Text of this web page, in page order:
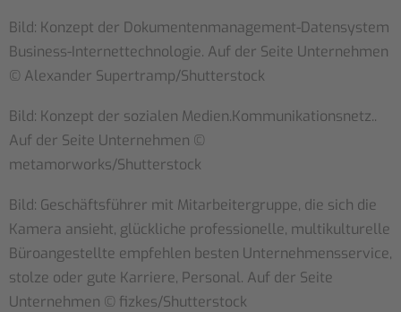
Bild: Konzept der Dokumentenmanagement-Datensystem
Business-Internettechnologie. Auf der Seite Unternehmen
© Alexander Supertramp/Shutterstock
Bild: Konzept der sozialen Medien.Kommunikationsnetz..
Auf der Seite Unternehmen ©
metamorworks/Shutterstock
Bild: Geschäftsführer mit Mitarbeitergruppe, die sich die
Kamera ansieht, glückliche professionelle, multikulturelle
Büroangestellte empfehlen besten Unternehmensservice,
stolze oder gute Karriere, Personal. Auf der Seite
Unternehmen © fizkes/Shutterstock